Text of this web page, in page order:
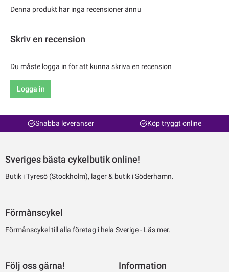
Denna produkt har inga recensioner ännu
Skriv en recension
Du måste logga in för att kunna skriva en recension
Logga in
Snabba leveranser Köp tryggt online
Sveriges bästa cykelbutik online!
Butik i Tyresö (Stockholm), lager & butik i Söderhamn.
Förmånscykel
Förmånscykel till alla företag i hela Sverige - Läs mer.
Följ oss gärna! Information